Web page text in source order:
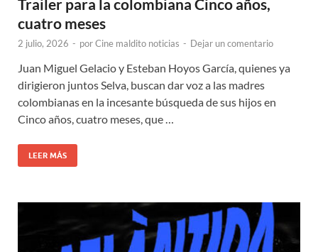
Trailer para la colombiana Cinco años,
cuatro meses
2 julio, 2026 - porCine maldito noticias - Dejar un comentario
Juan Miguel Gelacio y Esteban Hoyos García, quienes ya
dirigieron juntos Selva, buscan dar voz a las madres
colombianas en la incesante búsqueda de sus hijos en
Cinco años, cuatro meses, que …
LEER MÁS